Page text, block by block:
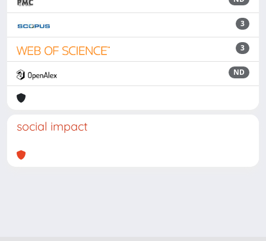
3
3
ND
social impact